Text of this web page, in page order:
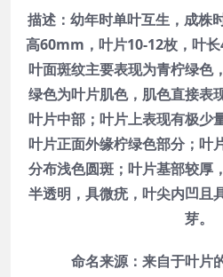
描述：幼年时单叶互生，成株
高60mm，叶片10-12枚，叶
叶面斑纹主要表现为青柠绿色
绿色为叶片肌色，肌色直接表
叶片中部；叶片上表现有极少
叶片正面外缘柠绿色部分；叶
分布浅色圆斑；叶片基部较厚
半透明，具微疣，叶尖内凹且
芽。
命名来源：来自于叶片